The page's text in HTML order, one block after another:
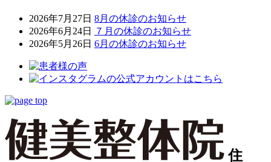
2026年7月27日 8月の休診のお知らせ
2026年6月24日
７月の休診のお知らせ
2026年5月26日 6月の休診のお知らせ
住